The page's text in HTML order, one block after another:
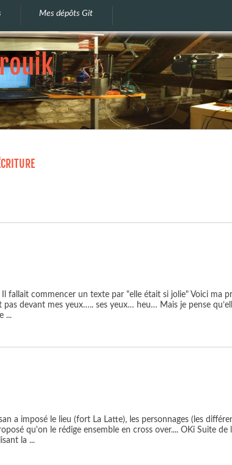
Mes dépôts Git
fallait commencer un texte par "elle était si jolie" Voici ma
pas devant mes yeux….. ses yeux… heu… Mais je pense
...
a imposé le lieu (fort La Latte), les personnages (les
qu'on le rédige ensemble en cross over.... OKi Suite
la ...